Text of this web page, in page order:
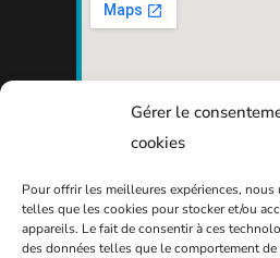
Gérer le
cookies
Pour offrir les meilleures expériences,
telles que les cookies pour stocker et/ou
appareils. Le fait de consentir à ces
des données telles que le comportement